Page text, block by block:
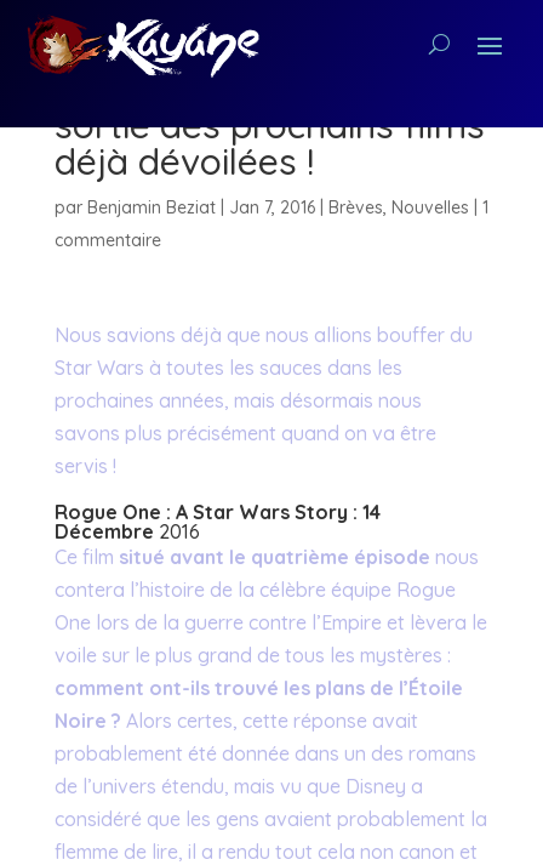
Star Wars : Les dates de
sortie des prochains films
déjà dévoilées !
par Benjamin Beziat| Jan 7, 2016| Brèves, Nouvelles
1
commentaire
Nous savions déjà que nous allions bouffer du
Star Wars à toutes les sauces dans les
prochaines années, mais désormais nous
savons plus précisément quand on va être
servis !
Rogue One : A Star Wars Story : 14
Décembre 2016
Ce film situé avant le quatrième épisode nous
contera l’histoire de la célèbre équipe Rogue
One lors de la guerre contre l’Empire et lèvera le
voile sur le plus grand de tous les mystères :
comment ont-ils trouvé les plans de l’Étoile
Noire ? Alors certes, cette réponse avait
probablement été donnée dans un des romans
de l’univers étendu, mais vu que Disney a
considéré que les gens avaient probablement la
flemme de lire, il a rendu tout cela non canon et